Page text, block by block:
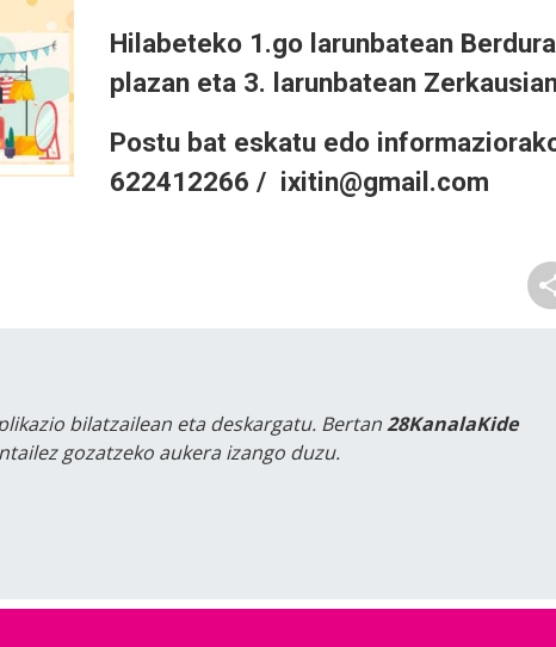
Hilabeteko 1.go larunbatean Berdura
plazan eta 3. larunbatean
Postu bat eskatu edo
622412266 / ixitin@gmail.com
bilatzailean eta deskargatu. Bertan28KanalaKide
gozatzeko aukera izango duzu.